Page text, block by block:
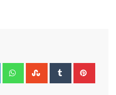
LinkedIn WhatsappStumbleUpon
Tumblr